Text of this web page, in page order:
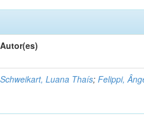
Autor(es)
Schweikart, Luana Thaís;Felippi,